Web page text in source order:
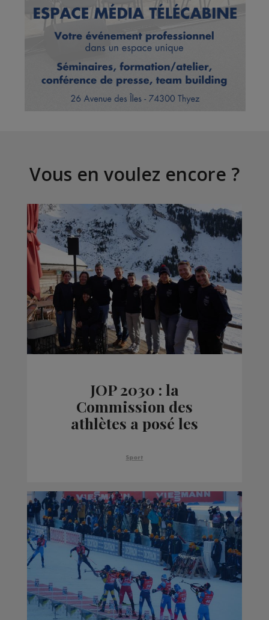
Vous en voulez encore ?
JOP 2030 : la
Commission des
athlètes a posé les
l’organisation
Sport